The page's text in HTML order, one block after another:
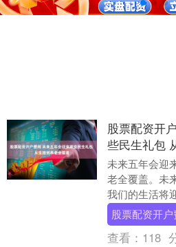
股票配资开
些民生礼包
未来五年会迎
老全覆盖。未
我们的生活将
审议的“十五五
到老年的全....
股票配资开户
查看： 118